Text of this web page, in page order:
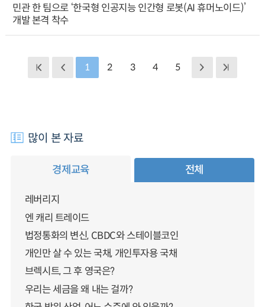
민관 한 팀으로 ‘한국형 인공지능 인간형 로봇(AI 휴머노이드)’
개발 본격 착수
1 2 3 4 5
많이 본 자료
경제교육 전체
레버리지
엔 캐리 트레이드
법정통화의 변신, CBDC와 스테이블코인
개인만 살 수 있는 국채, 개인투자용 국채
브렉시트, 그 후 영국은?
우리는 세금을 왜 내는 걸까?